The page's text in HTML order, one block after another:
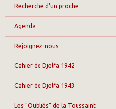
Recherche d'un proche
Agenda
Rejoignez-nous
Cahier de Djelfa 1942
Cahier de Djelfa 1943
Les "Oubliés" de la Toussaint